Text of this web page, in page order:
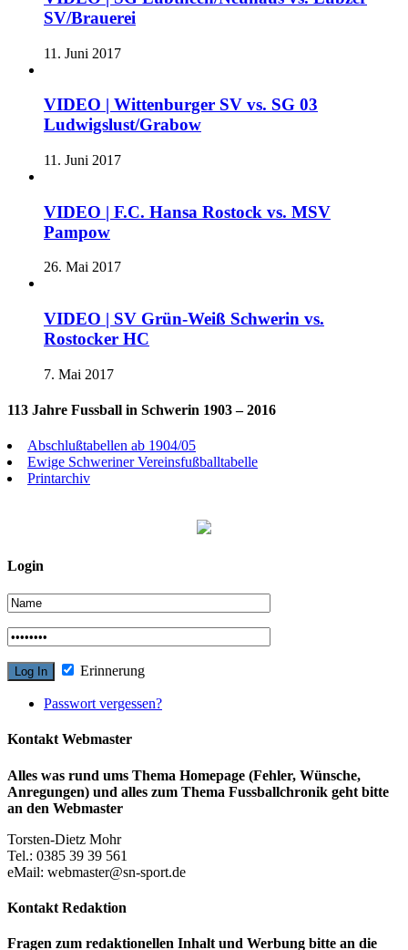
SV/Brauerei
11. Juni 2017
VIDEO | Wittenburger SV vs. SG 03
Ludwigslust/Grabow
11. Juni 2017
VIDEO | F.C. Hansa Rostock vs. MSV
Pampow
26. Mai 2017
VIDEO | SV Grün-Weiß Schwerin vs.
Rostocker HC
7. Mai 2017
113 Jahre Fussball in Schwerin 1903 – 2016
Abschlußtabellen ab 1904/05
Ewige Schweriner Vereinsfußballtabelle
Printarchiv
Login
Erinnerung
Passwort vergessen?
Kontakt Webmaster
Alles was rund ums Thema Homepage (Fehler, Wünsche,
Anregungen) und alles zum Thema Fussballchronik geht bitte
an den Webmaster
Torsten-Dietz Mohr
Tel.: 0385 39 39 561
eMail: webmaster@sn-sport.de
Kontakt Redaktion
Fragen zum redaktionellen Inhalt und Werbung bitte an die